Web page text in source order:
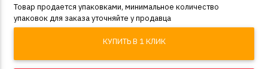
Товар продается упаковками, минимальное количество
упаковок для заказа уточняйте у продавца
КУПИТЬ В 1 КЛИК